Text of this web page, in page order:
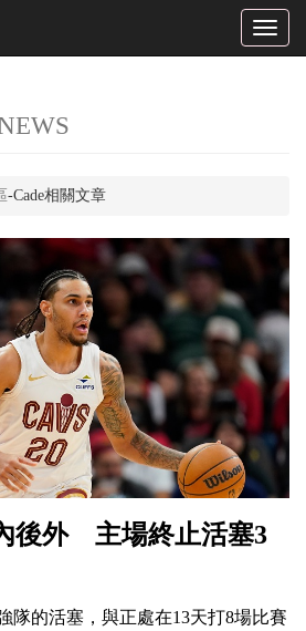
Toggle
-Cade相關文章
後外 主場終止活塞3
隊的活塞，與正處在13天打8場比賽